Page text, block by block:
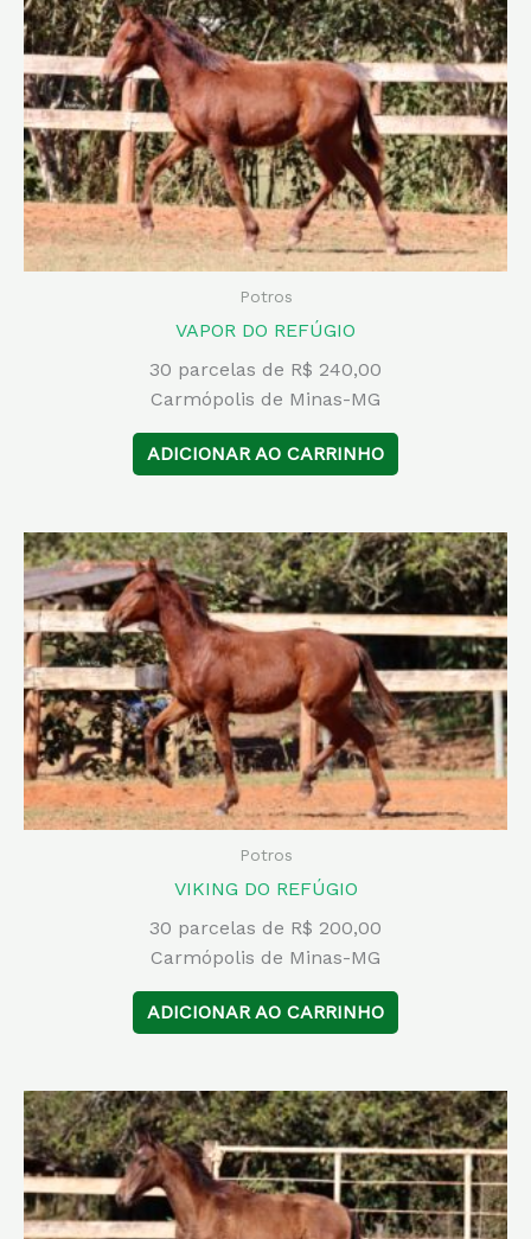
Potros
VAPOR DO REFÚGIO
30 parcelas de R$ 240,00
Carmópolis de Minas-MG
ADICIONAR AO CARRINHO
Potros
VIKING DO REFÚGIO
30 parcelas de R$ 200,00
Carmópolis de Minas-MG
ADICIONAR AO CARRINHO